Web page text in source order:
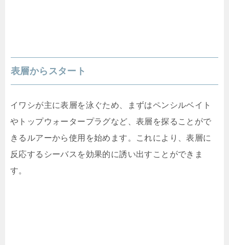
表層からスタート
イワシが主に表層を泳ぐため、まずはペンシルベイト
やトップウォータープラグなど、表層を探ることがで
きるルアーから使用を始めます。これにより、表層に
反応するシーバスを効果的に誘い出すことができま
す。